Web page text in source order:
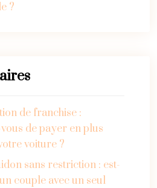
?
de franchise :
de payer en plus
voiture ?
sans restriction : est-
couple avec un seul